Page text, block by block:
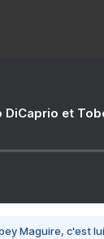
DiCaprio et
Maguire, c'est